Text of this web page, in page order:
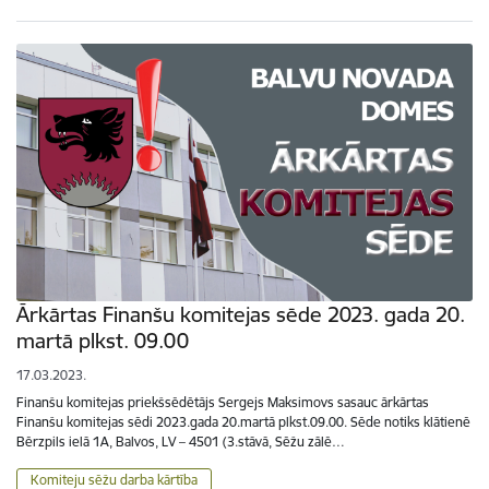
Ārkārtas Finanšu komitejas sēde 2023. gada 20.
martā plkst. 09.00
17.03.2023.
Finanšu komitejas priekšsēdētājs Sergejs Maksimovs sasauc ārkārtas
Finanšu komitejas sēdi 2023.gada 20.martā plkst.09.00. Sēde notiks klātienē
Bērzpils ielā 1A, Balvos, LV – 4501 (3.stāvā, Sēžu zālē…
Komiteju sēžu darba kārtība